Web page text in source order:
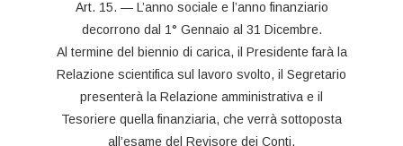
Art. 15. — L’anno sociale e l’anno finanziario
decorrono dal 1° Gennaio al 31 Dicembre.
Al termine del biennio di carica, il Presidente farà la
Relazione scientifica sul lavoro svolto, il Segretario
presenterà la Relazione amministrativa e il
Tesoriere quella finanziaria, che verrà sottoposta
all’esame del Revisore dei Conti.